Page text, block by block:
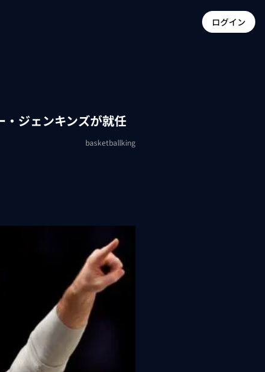
ログイン
・ジェンキンズが就任
basketballking